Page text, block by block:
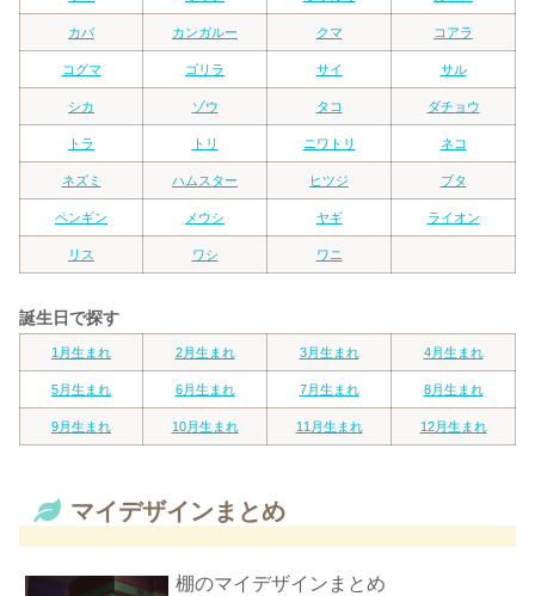
カバ カンガルー クマ コアラ
コグマ ゴリラ サイ サル
シカ ゾウ タコ ダチョウ
トラ トリ ニワトリ ネコ
ネズミ ハムスター ヒツジ ブタ
ペンギン メウシ ヤギ ライオン
リス ワシ ワニ
誕生日で探す
1月生まれ 2月生まれ 3月生まれ 4月生まれ
5月生まれ 6月生まれ 7月生まれ 8月生まれ
9月生まれ 10月生まれ 11月生まれ 12月生まれ
マイデザインまとめ
棚のマイデザインまとめ